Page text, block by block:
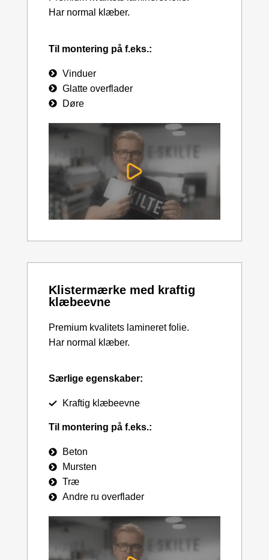
Har normal klæber.
Til montering på f.eks.:
Vinduer
Glatte overflader
Døre
Klistermærke med kraftig
klæbeevne
Premium kvalitets lamineret folie.
Har normal klæber.
Særlige egenskaber:
Kraftig klæbeevne
Til montering på f.eks.:
Beton
Mursten
Træ
Andre ru overflader